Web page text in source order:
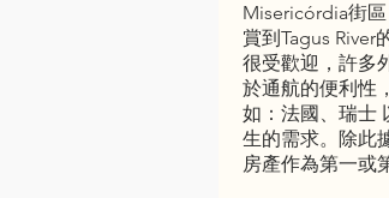
Misericórdia街
賞到Tagus
很受歡迎，許多
於通航的便利性
如：法國、瑞士
生的需求。除此
房產作為第一或